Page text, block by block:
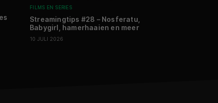
FILMS EN SERIES
Streamingtips #28 – Nosferatu,
Babygirl, hamerhaaien en meer
10 JULI 2026